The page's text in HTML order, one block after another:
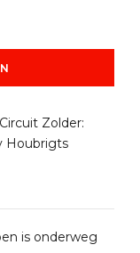
Zolder:
Houbrigts
is onderweg